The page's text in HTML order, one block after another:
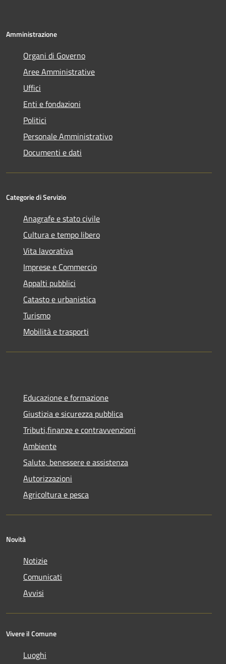
Amministrazione
Organi di Governo
Aree Amministrative
Uffici
Enti e fondazioni
Politici
Personale Amministrativo
Documenti e dati
Categorie di Servizio
Anagrafe e stato civile
Cultura e tempo libero
Vita lavorativa
Imprese e Commercio
Appalti pubblici
Catasto e urbanistica
Turismo
Mobilità e trasporti
Educazione e formazione
Giustizia e sicurezza pubblica
Tributi,finanze e contravvenzioni
Ambiente
Salute, benessere e assistenza
Autorizzazioni
Agricoltura e pesca
Novità
Notizie
Comunicati
Avvisi
Vivere il Comune
Luoghi